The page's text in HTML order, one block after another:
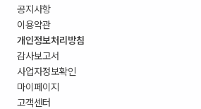
공지사항
이용약관
개인정보처리방침
감사보고서
사업자정보확인
마이페이지
고객센터